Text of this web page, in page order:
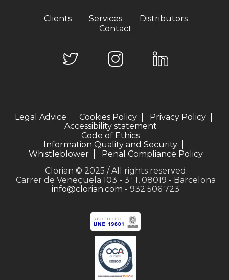
Clients Services
Distributors
Contact
Legal Advice Cookies Policy
Privacy Policy
Accessibility statement
Code of Ethics
Information Quality and Security
Whistleblower
Penal Compliance Policy
Clorian © 2025 / All rights reserved
Carrer de Veneçuela 103 - 3ª 1, 08019 - Barcelona
info@clorian.com - 932 506 723